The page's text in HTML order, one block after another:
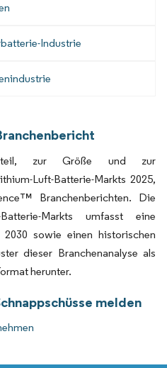
Industrie
zur Größe und zur
Luft-Batterie-Markts 2025,
Branchenberichten. Die
Markts umfasst eine
sowie einen historischen
dieser Branchenanalyse als
herunter.
melden